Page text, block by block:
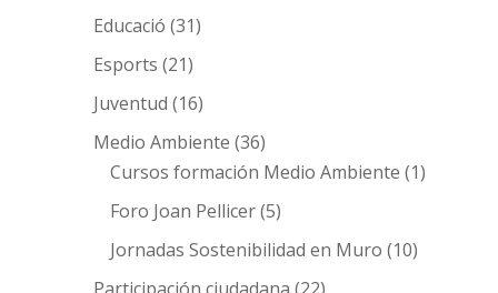
Educació (31)
Esports (21)
Juventud (16)
Medio Ambiente (36)
Cursos formación Medio Ambiente (1)
Foro Joan Pellicer(5)
Jornadas Sostenibilidad en Muro (10)